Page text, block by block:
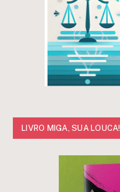
LIVRO MIGA, SUA LOUCA!